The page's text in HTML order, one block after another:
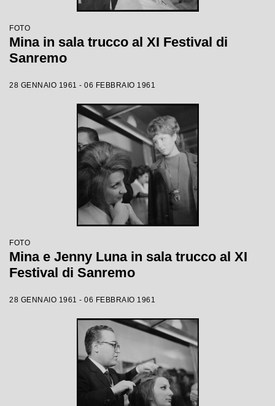
FOTO
Mina in sala trucco al XI Festival di
Sanremo
28 GENNAIO 1961 - 06 FEBBRAIO 1961
FOTO
Mina e Jenny Luna in sala trucco al XI
Festival di Sanremo
28 GENNAIO 1961 - 06 FEBBRAIO 1961